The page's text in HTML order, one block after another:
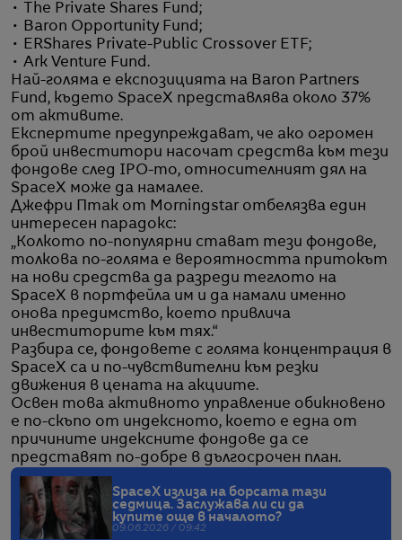
• The Private Shares Fund;
• Baron Opportunity Fund;
• ERShares Private-Public Crossover ETF;
• Ark Venture Fund.
Най-голяма е експозицията на Baron Partners
Fund, където SpaceX представлява около 37%
от активите.
Експертите предупреждават, че ако огромен
брой инвеститори насочат средства към тези
фондове след IPO-то, относителният дял на
SpaceX може да намалее.
Джефри Птак от Morningstar отбелязва един
интересен парадокс:
„Колкото по-популярни стават тези фондове,
толкова по-голяма е вероятността притокът
на нови средства да разреди теглото на
SpaceX в портфейла им и да намали именно
онова предимство, което привлича
инвеститорите към тях.“
Разбира се, фондовете с голяма концентрация в
SpaceX са и по-чувствителни към резки
движения в цената на акциите.
Освен това активното управление обикновено
е по-скъпо от индексното, което е една от
причините индексните фондове да се
представят по-добре в дългосрочен план.
SpaceX излиза на борсата тази
седмица. Заслужава ли си да
купите още в началото?
09.06.2026 / 09:42